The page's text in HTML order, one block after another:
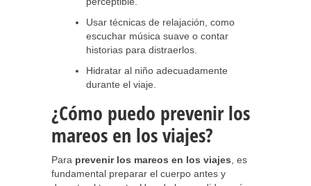
Usar técnicas de relajación, como
escuchar música suave o contar
historias para distraerlos.
Hidratar al niño adecuadamente
durante el viaje.
¿Cómo puedo prevenir los
mareos en los viajes?
Para prevenir los mareos en los viajes , es
fundamental preparar el cuerpo antes y